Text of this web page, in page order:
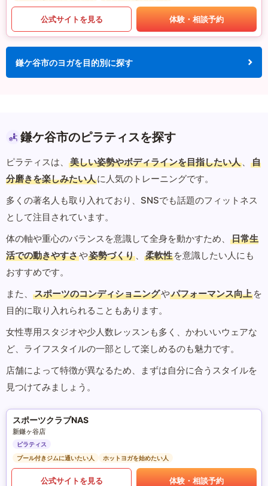
公式サイトを見る 体験・相談予約
鎌ケ谷市のヨガを目的別に探す
鎌ケ谷市のピラティスを探す
ピラティスは、 美しい姿勢やボディラインを目指したい人 、
自
分磨きを楽しみたい人に人気のトレーニングです。
多くの著名人も取り入れており、SNSでも話題のフィットネス
として注目されています。
体の軸や重心のバランスを意識して全身を動かすため、
日常生
活での動きやすさや姿勢づくり 、 柔軟性 を意識したい人にも
おすすめです。
また、
スポーツのコンディショニングやパフォーマンス向上 を
目的に取り入れられることもあります。
女性専用スタジオや少人数レッスンも多く、かわいいウェアな
ど、ライフスタイルの一部として楽しめるのも魅力です。
店舗によって特徴が異なるため、まずは自分に合うスタイルを
見つけてみましょう。
スポーツクラブNAS
新鎌ヶ谷店
ピラティス
プール付きジムに通いたい人
ホットヨガを始めたい人
公式サイトを見る 体験・相談予約